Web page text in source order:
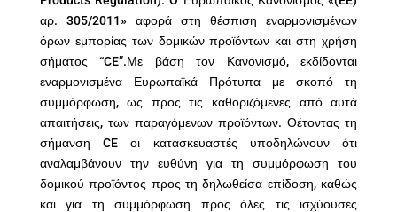
αρ. 305/2011» αφορά στη θέσπιση εναρμονισμένων
όρων εμπορίας των δομικών προϊόντων και στη χρήση
σήματος “CE”.Με βάση τον Κανονισμό, εκδίδονται
εναρμονισμένα Ευρωπαϊκά Πρότυπα με σκοπό τη
συμμόρφωση, ως προς τις καθοριζόμενες από αυτά
απαιτήσεις, των παραγόμενων προϊόντων. Θέτοντας τη
σήμανση CE οι κατασκευαστές υποδηλώνουν ότι
αναλαμβάνουν την ευθύνη για τη συμμόρφωση του
δομικού προϊόντος προς τη δηλωθείσα επίδοση, καθώς
και για τη συμμόρφωση προς όλες τις ισχύουσες